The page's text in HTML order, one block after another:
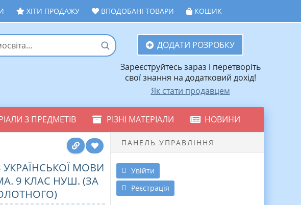
ХІТИ ПРОДАЖУ ВПОДОБАНІ ТОВАРИ КОШИК
ДОДАТИ РОЗРОБКУ
Зареєструйтесь зараз і перетворіть
свої знання на додатковий дохід!
Як стати продавцем
З ПРЕДМЕТІВ РІЗНІ МАТЕРІАЛИ НОВИНИ
МОВИ
9 КЛАС НУШ. (ЗА
ПАНЕЛЬ УПРАВЛІННЯ
Увійти
Реєстрація